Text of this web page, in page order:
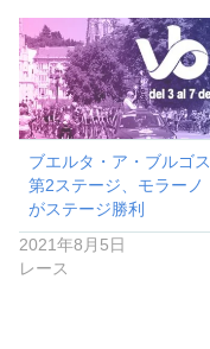
ブエルタ・ア・ブルゴス
第2ステージ、モラーノ
がステージ勝利
2021年8月5日
レース